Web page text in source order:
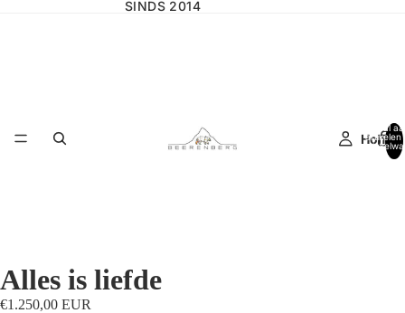
SINDS 2014
Home
Totaal
artikelen
Alles is liefde
€1.250,00 EUR